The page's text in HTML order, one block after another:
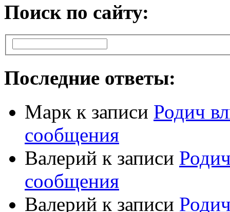
Поиск по сайту:
Последние ответы:
Марк к записи Родич
сообщения
Валерий к записи
сообщения
Валерий к записи